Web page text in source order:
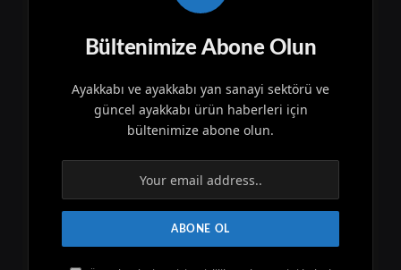
Bültenimize Abone Olun
Ayakkabı ve ayakkabı yan sanayi sektörü ve
güncel ayakkabı ürün haberleri için
bültenimize abone olun.